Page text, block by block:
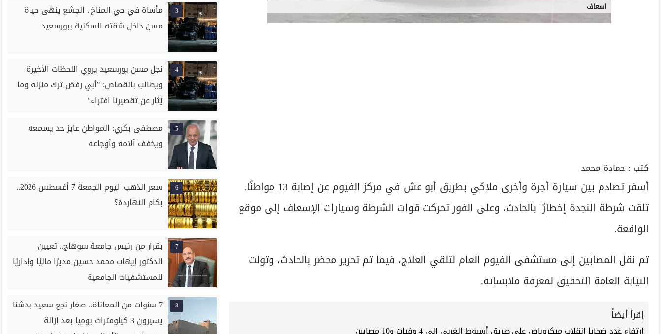
اسعاف
كتب : حمادة محمد
أسفر تصادم بين سيارة أجرة وأخرى ملاكي بطريق أبو عش في مركز الفيوم عن إصابة 13 مواطنًا.
تلقت شرطة النجدة إخطارًا بالحادث، وعلى الفور تحركت قوات الشرطة وسيارات الإسعاف إلى موقع
الواقعة.
تم نقل المصابين إلى مستشفى الفيوم العام لتلقي العلاج، فيما تم تحرير محضر بالحادث، وتولت
النيابة العامة التحقيق لمعرفة ملابساته.
إقرأ أيضاً
ارتفاع عدد ضحايا انقلاب ميكروباص على طريق أسيوط الغربي إلى 4 وفيات و10 مصابين
3
مأساة في حي المناخ.. الجشع ينهى حياة
مسن داخل شقته السكنية ببورسعيد
4
نجل مسن بورسعيد يروي اللحظات الأخيرة
ويطالب بالقصاص: "أبي رفض ترك منزله وما
يُثار عن تقصيرنا افتراء"
5
مصطفى بكري: المواطن عايز حد يسمعه
ويخفف آلامه وأوجاعه
6
سعر الذهب اليوم الجمعة 7 أغسطس 2026..
بكام النهاردة؟
7
بقرار من رئيس جامعة سوهاج.. تعيين
الدكتور إيهاب محمد حسين مديرًا ماليًا وإداريًا
للمستشفيات الجامعية
8
7 سنوات من المعاناة.. صغار نجع سعيد بدشنا
يسيرون 3 كيلومترات يوميا بعد إزالة